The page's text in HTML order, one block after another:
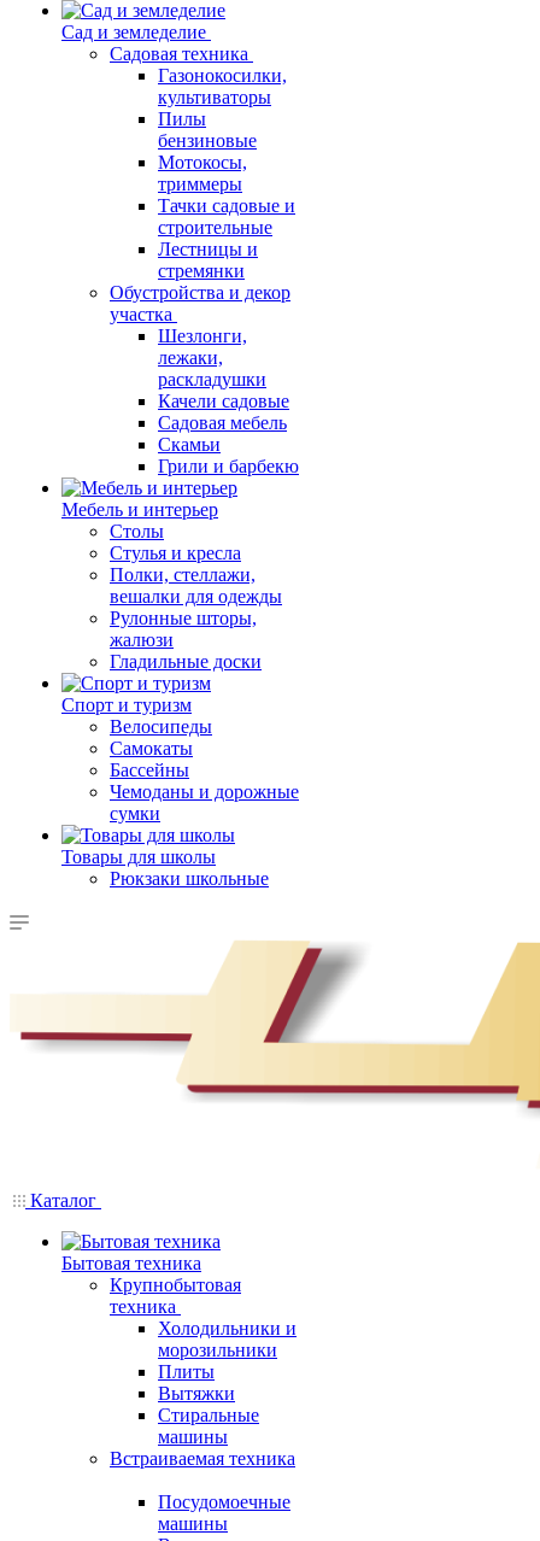
Сад и земледелие
Садовая техника
Газонокосилки,
культиваторы
Пилы
бензиновые
Мотокосы,
триммеры
Тачки садовые и
строительные
Лестницы и
стремянки
Обустройства и декор
участка
Шезлонги,
лежаки,
раскладушки
Качели садовые
Садовая мебель
Скамьи
Грили и барбекю
Мебель и интерьер
Столы
Стулья и кресла
Полки, стеллажи,
вешалки для одежды
Рулонные шторы,
жалюзи
Гладильные доски
Спорт и туризм
Велосипеды
Самокаты
Бассейны
Чемоданы и дорожные
сумки
Товары для школы
Рюкзаки школьные
Каталог
Бытовая техника
Крупнобытовая
техника
Холодильники и
морозильники
Плиты
Вытяжки
Стиральные
машины
Встраиваемая техника
Посудомоечные
машины